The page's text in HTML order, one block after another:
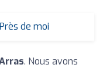
Près de moi
. Nous avons